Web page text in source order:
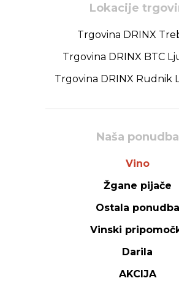
Lokacije
Trgovina DRINX
Trgovina DRINX BTC
Trgovina DRINX Rudnik
Naša ponudba
Vino
Žgane pijače
Ostala ponudba
Vinski
Darila
AKCIJA